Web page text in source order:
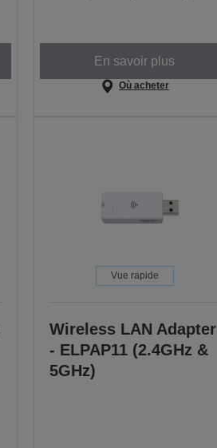
En savoir plus
Où acheter
Vue rapide
Wireless LAN Adapter
- ELPAP11 (2.4GHz &
5GHz)